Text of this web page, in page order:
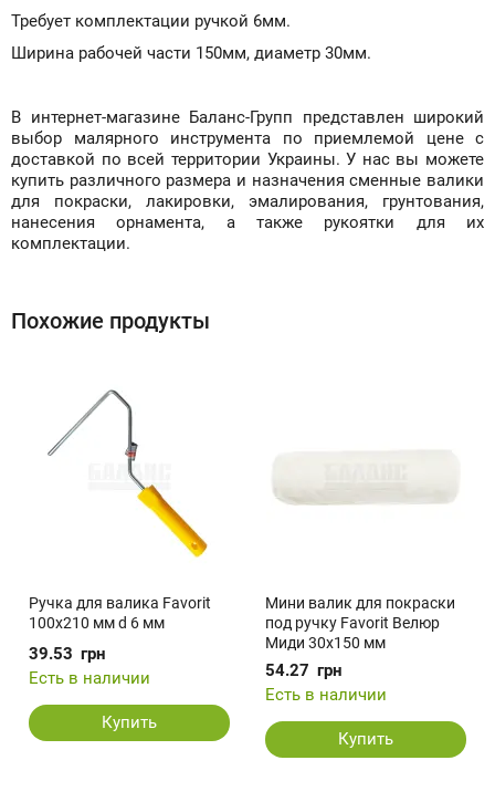
Требует комплектации ручкой 6мм.
Ширина рабочей части 150мм, диаметр 30мм.
В интернет-магазине Баланс-Групп представлен широкий
выбор малярного инструмента по приемлемой цене с
доставкой по всей территории Украины. У нас вы можете
купить различного размера и назначения сменные валики
для покраски, лакировки, эмалирования, грунтования,
нанесения орнамента, а также рукоятки для их
комплектации.
Похожие продукты
Ручка для валика Favorit
100х210 мм d 6 мм
39.53 грн
Есть в наличии
Купить
Мини валик для покраски
под ручку Favorit Велюр
Миди 30х150 мм
54.27 грн
Есть в наличии
Купить